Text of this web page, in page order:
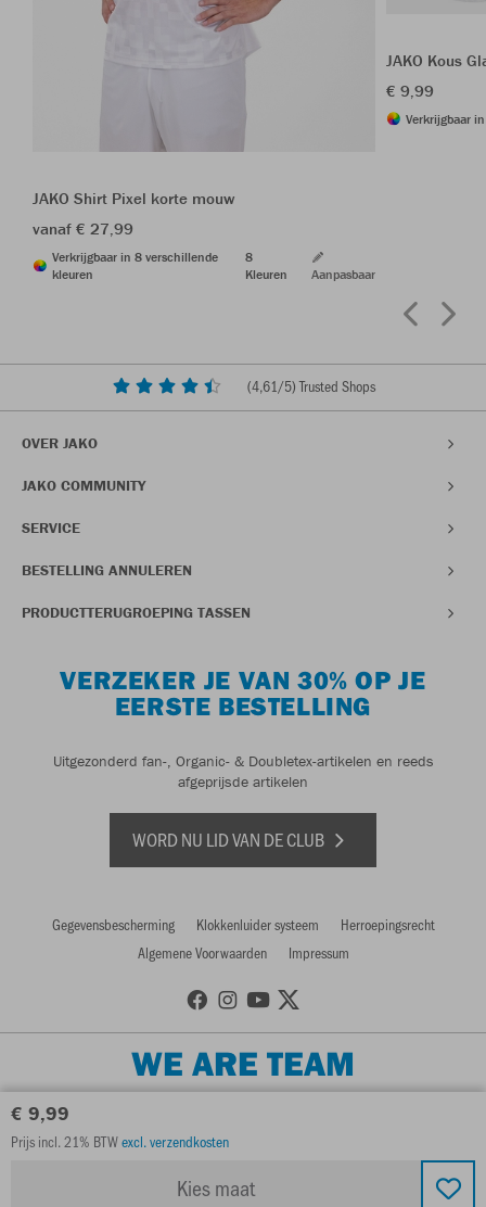
€ 9,99
Prijs incl. 21% BTWexcl. verzendkosten
Kies maat
JAKO Shirt Pixel korte mouw
vanaf € 27,99
Verkrijgbaar in 8 verschillende
kleuren
8
Kleuren
Aanpasbaar
JAKO Kous
€ 9,99
Verkrijgbaar
(4,61/5) Trusted Shops
OVER JAKO
JAKO COMMUNITY
SERVICE
BESTELLING ANNULEREN
PRODUCTTERUGROEPING TASSEN
VERZEKER JE VAN 30% OP JE
EERSTE BESTELLING
Uitgezonderd fan-, Organic- & Doubletex-artikelen en reeds
afgeprijsde artikelen
WORD NU LID VAN DE CLUB
Gegevensbescherming Klokkenluider systeem
Herroepingsrecht
Algemene Voorwaarden
Impressum
WE ARE TEAM